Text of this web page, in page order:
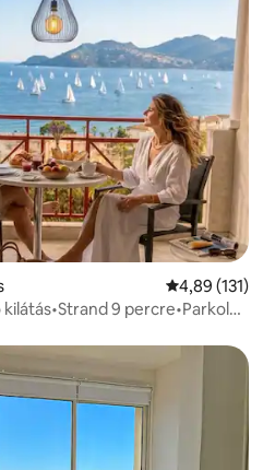
Átlagos
4,89 (131)
9 percre•Parkolás